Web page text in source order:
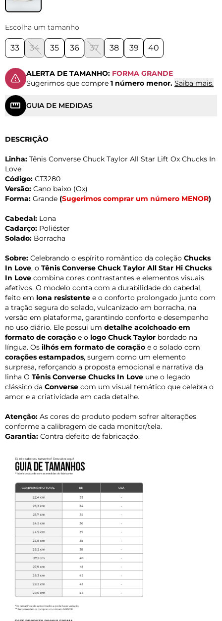
Escolha um tamanho
33 34 35 36 37 38 39 40
ALERTA DE TAMANHO: FORMA GRANDE
Sugerimos que compre 1 número menor. Saiba mais.
GUIA DE MEDIDAS
DESCRIÇÃO
Linha: Tênis Converse Chuck Taylor All Star Lift Ox Chucks In
Love
Código: CT3280
Versão: Cano baixo (Ox)
Forma: Grande (Sugerimos comprar um número MENOR)
Cabedal: Lona
Cadarço: Poliéster
Solado: Borracha
Sobre: Celebrando o espírito romântico da coleção Chucks
In Love, o Tênis Converse Chuck Taylor All Star Hi Chucks
In Love combina cores contrastantes e elementos visuais
afetivos. O modelo conta com a durabilidade do cabedal,
feito em lona resistente e o conforto prolongado junto com
a tração segura do solado, vulcanizado em borracha, na
versão em plataforma, garantindo conforto e desempenho
no uso diário. Ele possui um detalhe acolchoado em
formato de coração e o logo Chuck Taylor bordado na
língua. Os ilhós em formato de coração e o solado com
corações estampados, surgem como um elemento
surpresa, reforçando a proposta emocional e narrativa da
linha O Tênis Converse Chucks In Love une o legado
clássico da Converse com um visual temático que celebra o
amor e a criatividade em cada detalhe.
Atenção: As cores do produto podem sofrer alterações
conforme a calibragem de cada monitor/tela.
Garantia: Contra defeito de fabricação.